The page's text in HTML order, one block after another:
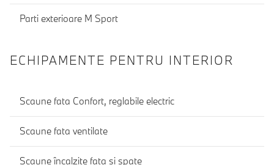
Parti exterioare M Sport
ECHIPAMENTE PENTRU INTERIOR
Scaune fata Confort, reglabile electric
Scaune fata ventilate
Scaune încalzite fata si spate